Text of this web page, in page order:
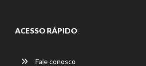
ACESSO RÁPIDO
Fale conosco